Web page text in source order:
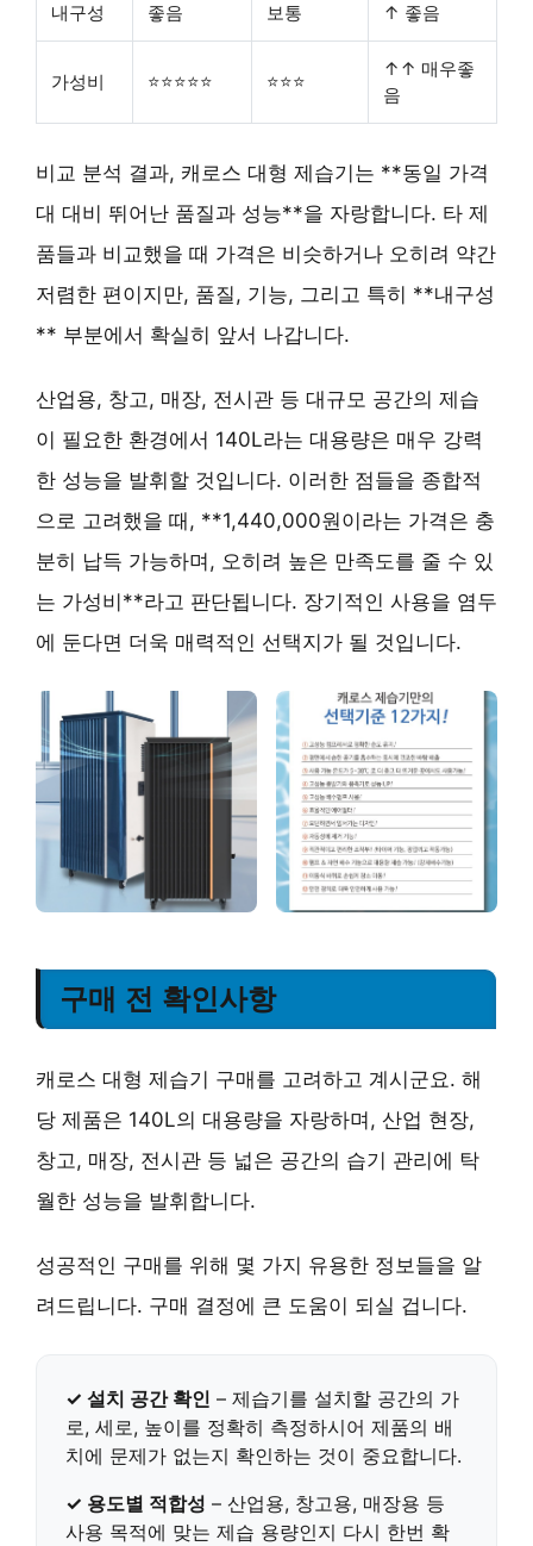
내구성 좋음 보통 ↑ 좋음
가성비 ⭐⭐⭐⭐⭐ ⭐⭐⭐
↑↑ 매우좋
음
비교 분석 결과, 캐로스 대형 제습기는 **동일 가격
대 대비 뛰어난 품질과 성능**을 자랑합니다. 타 제
품들과 비교했을 때 가격은 비슷하거나 오히려 약간
저렴한 편이지만, 품질, 기능, 그리고 특히 **내구성
** 부분에서 확실히 앞서 나갑니다.
산업용, 창고, 매장, 전시관 등 대규모 공간의 제습
이 필요한 환경에서 140L라는 대용량은 매우 강력
한 성능을 발휘할 것입니다. 이러한 점들을 종합적
으로 고려했을 때, **1,440,000원이라는 가격은 충
분히 납득 가능하며, 오히려 높은 만족도를 줄 수 있
는 가성비**라고 판단됩니다. 장기적인 사용을 염두
에 둔다면 더욱 매력적인 선택지가 될 것입니다.
구매 전 확인사항
캐로스 대형 제습기 구매를 고려하고 계시군요. 해
당 제품은 140L의 대용량을 자랑하며, 산업 현장,
창고, 매장, 전시관 등 넓은 공간의 습기 관리에 탁
월한 성능을 발휘합니다.
성공적인 구매를 위해 몇 가지 유용한 정보들을 알
려드립니다. 구매 결정에 큰 도움이 되실 겁니다.
✓ 설치 공간 확인 – 제습기를 설치할 공간의 가
로, 세로, 높이를 정확히 측정하시어 제품의 배
치에 문제가 없는지 확인하는 것이 중요합니다.
✓ 용도별 적합성 – 산업용, 창고용, 매장용 등
사용 목적에 맞는 제습 용량인지 다시 한번 확